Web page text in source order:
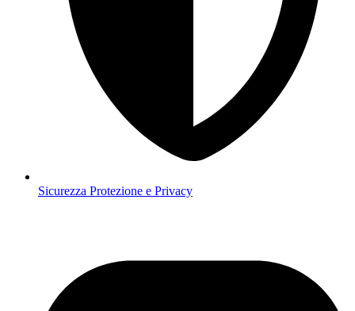
Sicurezza Protezione e Privacy